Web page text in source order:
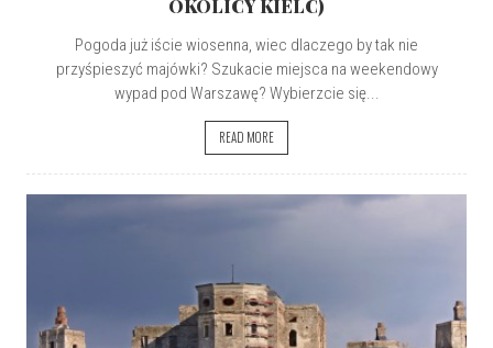
OKOLICY KIELC)
Pogoda już iście wiosenna, wiec dlaczego by tak nie
przyśpieszyć majówki? Szukacie miejsca na weekendowy
wypad pod Warszawę? Wybierzcie się...
READ MORE